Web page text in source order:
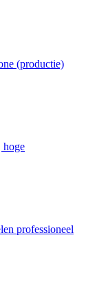
(productie)
hoge
professioneel